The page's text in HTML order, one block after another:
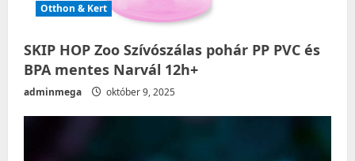
Otthon & Kert
SKIP HOP Zoo Szívószálas pohár PP PVC és
BPA mentes Narvál 12h+
adminmega október 9, 2025